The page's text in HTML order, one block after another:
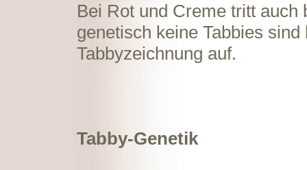
Bei Rot und Creme tritt auch
genetisch keine Tabbies sind
Tabbyzeichnung auf.
Tabby-Genetik